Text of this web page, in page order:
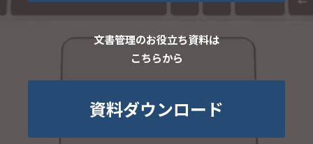
文書管理のお役立ち資料は
こちらから
資料ダウンロード